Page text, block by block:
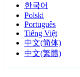
한국어
Polski
Português
Tiếng Việt
中文(简体)
中文(繁體)